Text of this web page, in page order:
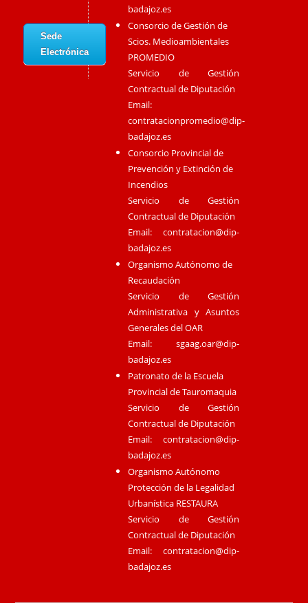
Sede
Electrónica
badajoz.es
Consorcio de Gestión de
Scios. Medioambientales
PROMEDIO
Servicio de Gestión
Contractual de Diputación
Email:
contratacionpromedio@dip-
badajoz.es
Consorcio Provincial de
Prevención y Extinción de
Incendios
Servicio de Gestión
Contractual de Diputación
Email:contratacion@dip-
badajoz.es
Organismo Autónomo de
Recaudación
Servicio de Gestión
Administrativa y Asuntos
Generales del OAR
Email:sgaag.oar@dip-
badajoz.es
Patronato de la Escuela
Provincial de Tauromaquia
Servicio de Gestión
Contractual de Diputación
Email:contratacion@dip-
badajoz.es
Organismo Autónomo
Protección de la Legalidad
Urbanística RESTAURA
Servicio de Gestión
Contractual de Diputación
Email:contratacion@dip-
badajoz.es